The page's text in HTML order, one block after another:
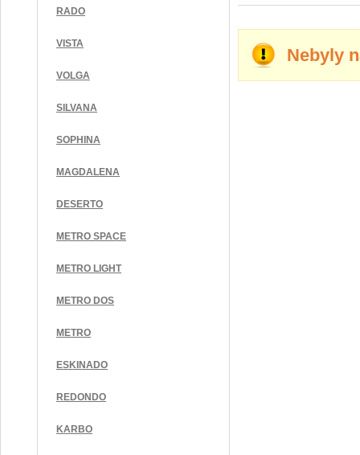
RADO
VISTA
VOLGA
SILVANA
SOPHINA
MAGDALENA
DESERTO
METRO SPACE
METRO LIGHT
METRO DOS
METRO
ESKINADO
REDONDO
KARBO
Nebyly